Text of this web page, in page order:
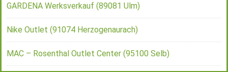
GARDENA Werksverkauf (89081 Ulm)
Nike Outlet (91074 Herzogenaurach)
MAC – Rosenthal Outlet Center (95100 Selb)